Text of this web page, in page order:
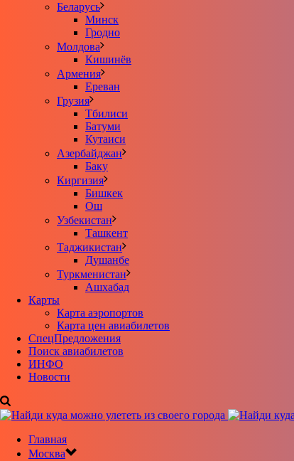
Беларусь
Минск
Гродно
Молдова
Кишинёв
Армения
Ереван
Грузия
Тбилиси
Батуми
Кутаиси
Азербайджан
Баку
Киргизия
Бишкек
Ош
Узбекистан
Ташкент
Таджикистан
Душанбе
Туркменистан
Ашхабад
Карты
Карта аэропортов
Карта цен авиабилетов
CпецПредложения
Поиск авиабилетов
ИНФО
Новости
Главная
Москва